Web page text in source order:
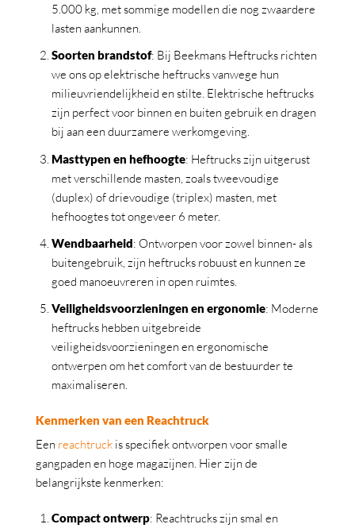
5.000 kg, met sommige modellen die nog zwaardere
lasten aankunnen.
Soorten brandstof: Bij Beekmans Heftrucks richten
we ons op elektrische heftrucks vanwege hun
milieuvriendelijkheid en stilte. Elektrische heftrucks
zijn perfect voor binnen en buiten gebruik en dragen
bij aan een duurzamere werkomgeving.
Masttypen en hefhoogte: Heftrucks zijn uitgerust
met verschillende masten, zoals tweevoudige
(duplex) of drievoudige (triplex) masten, met
hefhoogtes tot ongeveer 6 meter.
Wendbaarheid: Ontworpen voor zowel binnen- als
buitengebruik, zijn heftrucks robuust en kunnen ze
goed manoeuvreren in open ruimtes.
Veiligheidsvoorzieningen en ergonomie: Moderne
heftrucks hebben uitgebreide
veiligheidsvoorzieningen en ergonomische
ontwerpen om het comfort van de bestuurder te
maximaliseren.
Kenmerken van een Reachtruck
Een reachtruck is specifiek ontworpen voor smalle
gangpaden en hoge magazijnen. Hier zijn de
belangrijkste kenmerken:
Compact ontwerp: Reachtrucks zijn smal en